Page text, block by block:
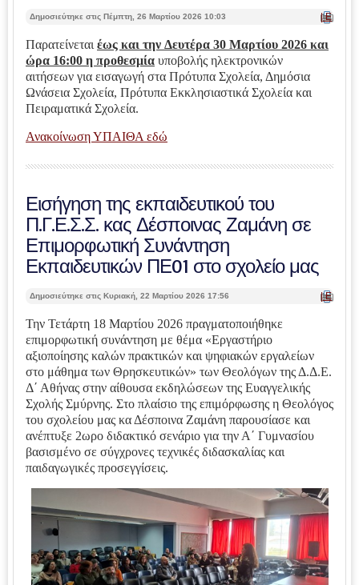
| Ε
ωσ
Δημοσιεύτηκε στις Πέμπτη, 26 Μαρτίου 2026 10:03
Παρατείνεται έως και την Δευτέρα 30 Μαρτίου 2026 και
ώρα 16:00 η προθεσμία υποβολής ηλεκτρονικών
αιτήσεων για εισαγωγή στα Πρότυπα Σχολεία, Δημόσια
Ωνάσεια Σχολεία, Πρότυπα Εκκλησιαστικά Σχολεία και
Πειραματικά Σχολεία.
Ανακοίνωση ΥΠΑΙΘΑ εδώ
Εισήγηση της εκπαιδευτικού του
Π.Γ.Ε.Σ.Σ. κας Δέσποινας Ζαμάνη σε
Επιμορφωτική Συνάντηση
Εκπαιδευτικών ΠΕ01 στο σχολείο μας
| Ε
Δημοσιεύτηκε στις Κυριακή, 22 Μαρτίου 2026 17:56
Την Τετάρτη 18 Μαρτίου 2026 πραγματοποιήθηκε
επιμορφωτική συνάντηση με θέμα «Εργαστήριο
αξιοποίησης καλών πρακτικών και ψηφιακών εργαλείων
στο μάθημα των Θρησκευτικών» των Θεολόγων της Δ.Δ.Ε.
Δ΄ Αθήνας στην αίθουσα εκδηλώσεων της Ευαγγελικής
Σχολής Σμύρνης. Στο πλαίσιο της επιμόρφωσης η Θεολόγος
του σχολείου μας κα Δέσποινα Ζαμάνη παρουσίασε και
ανέπτυξε 2ωρο διδακτικό σενάριο για την Α΄ Γυμνασίου
βασισμένο σε σύγχρονες τεχνικές διδασκαλίας και
παιδαγωγικές προσεγγίσεις.